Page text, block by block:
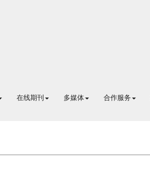
在线期刊 多媒体 合作服务